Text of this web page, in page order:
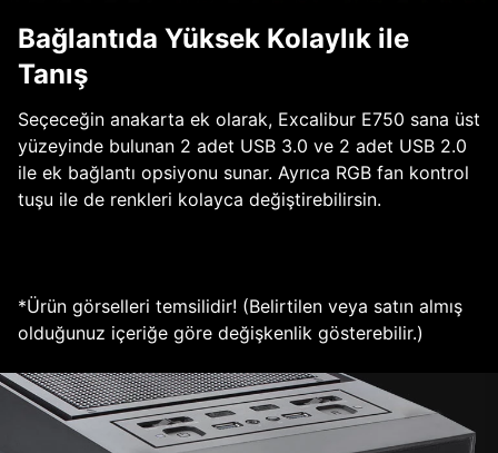
Bağlantıda Yüksek Kolaylık ile
Tanış
Seçeceğin anakarta ek olarak, Excalibur E750 sana üst
yüzeyinde bulunan 2 adet USB 3.0 ve 2 adet USB 2.0
ile ek bağlantı opsiyonu sunar. Ayrıca RGB fan kontrol
tuşu ile de renkleri kolayca değiştirebilirsin.
*Ürün görselleri temsilidir! (Belirtilen veya satın almış
olduğunuz içeriğe göre değişkenlik gösterebilir.)